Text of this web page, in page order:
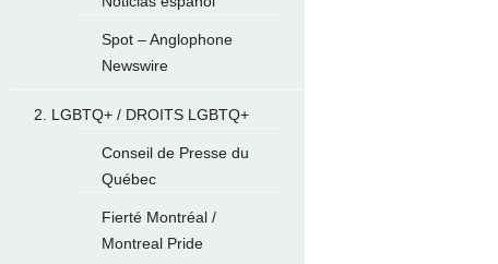
Spot – Anglophone
Newswire
2. LGBTQ+ / DROITS LGBTQ+
Conseil de Presse du
Québec
Fierté Montréal /
Montreal Pride